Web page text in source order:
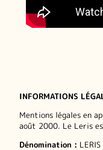
INFORMATIONS
Mentions légales en
août 2000. Le Leris
Dénomination :